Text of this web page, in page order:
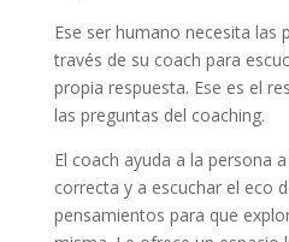
Ese ser humano necesita las
través de su coach para
propia respuesta. Ese es el
las preguntas del coaching.
El coach ayuda a la persona
correcta y a escuchar el eco
pensamientos para que